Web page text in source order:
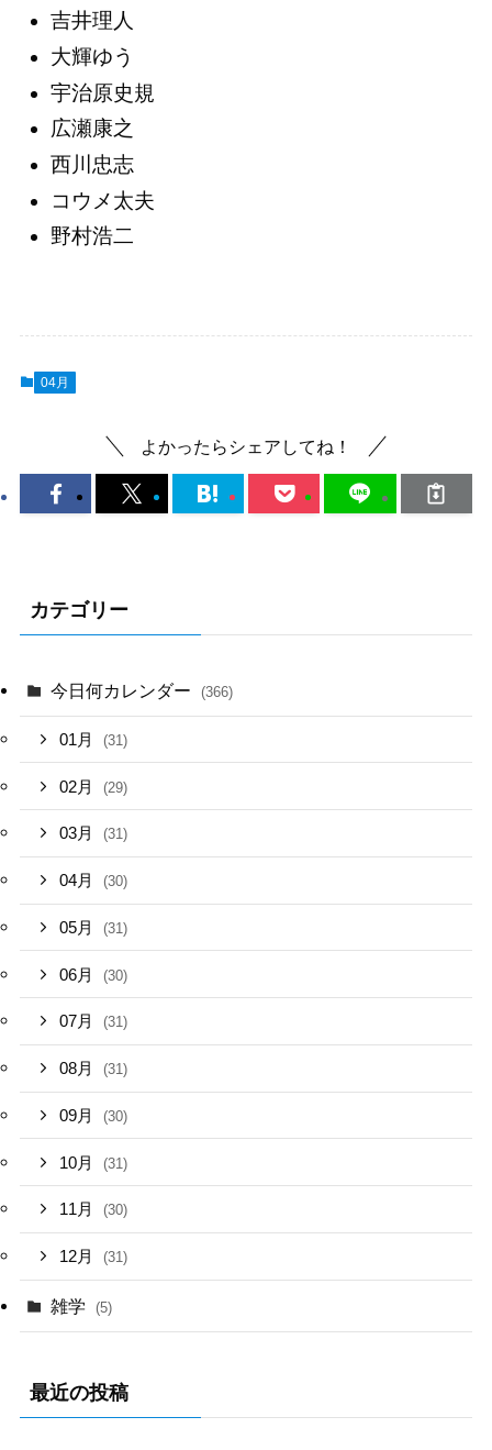
吉井理人
大輝ゆう
宇治原史規
広瀬康之
西川忠志
コウメ太夫
野村浩二
04月
よかったらシェアしてね！
カテゴリー
今日何カレンダー (366)
01月 (31)
02月 (29)
03月 (31)
04月 (30)
05月 (31)
06月 (30)
07月 (31)
08月 (31)
09月 (30)
10月 (31)
11月 (30)
12月 (31)
雑学 (5)
最近の投稿